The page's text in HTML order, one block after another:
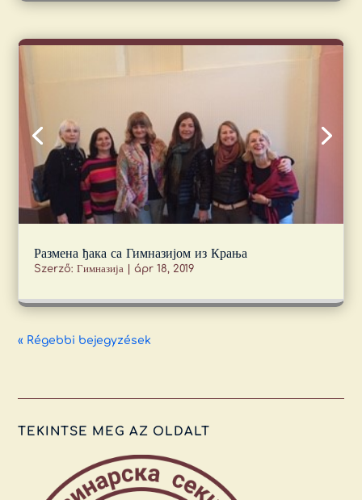
Размена ђака са Гимназијом из Крања
Szerző:Гимназија |ápr 18, 2019
« Régebbi bejegyzések
TEKINTSE MEG AZ OLDALT